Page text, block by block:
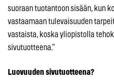
suoraan tuotantoon sisään, kun
vastaamaan tulevaisuuden
vastaista, koska yliopistolla
sivutuotteena.”
Luovuuden sivutuotteena?